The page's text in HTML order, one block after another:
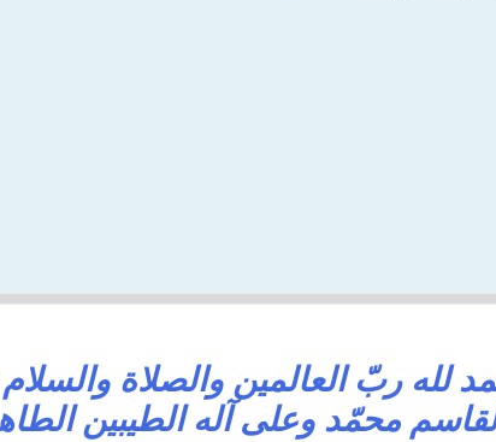
لله ربّ العالمين والصلاة
محمّد وعلى آله الطيبين